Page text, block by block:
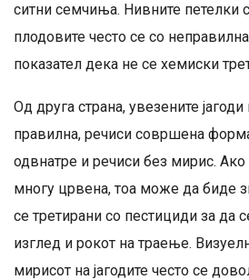
ситни семчиња. Нивните петелки
плодовите често се со
показател дека не се хемиски
Од друга страна, увезените
правилна, речиси совршена
одвнатре и речиси без мирис.
многу црвена, тоа може да биде
се третирани со пестициди за да
изглед и рокот на траење.
мирисот на јагодите често се